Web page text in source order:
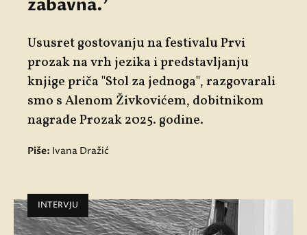
zabavna.'
Ususret gostovanju na festivalu Prvi
prozak na vrh jezika i predstavljanju
knjige priča "Stol za jednoga", razgovarali
smo s Alenom Živkovićem, dobitnikom
nagrade Prozak 2025. godine.
Piše: Ivana Dražić
INTERVJU